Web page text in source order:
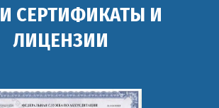
СЕРТИФИКАТЫ И
ЛИЦЕНЗИИ